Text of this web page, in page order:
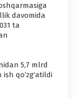
davomida
ta
5,7 mlrd
qo‘zg‘atildi